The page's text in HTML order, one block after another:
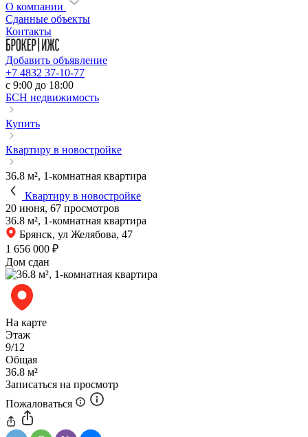
О компании
Сданные объекты
Контакты
Добавить объявление
+7 4832 37-10-77
c 9:00 до 18:00
БСН недвижимость
Купить
Квартиру в новостройке
36.8 м², 1-комнатная квартира
Квартиру в новостройке
20 июня, 67 просмотров
36.8 м², 1-комнатная квартира
Брянск, ул Желябова, 47
1 656 000 ₽
Дом сдан
На карте
Этаж
9/12
Общая
36.8 м²
Записаться на просмотр
Пожаловаться